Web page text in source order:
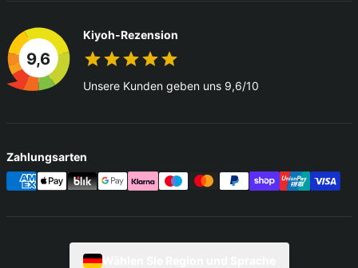
9,6
Kiyoh-Rezension
Unsere Kunden geben uns 9,6/10
Zahlungsarten
Wählen Sie Region und Sprache